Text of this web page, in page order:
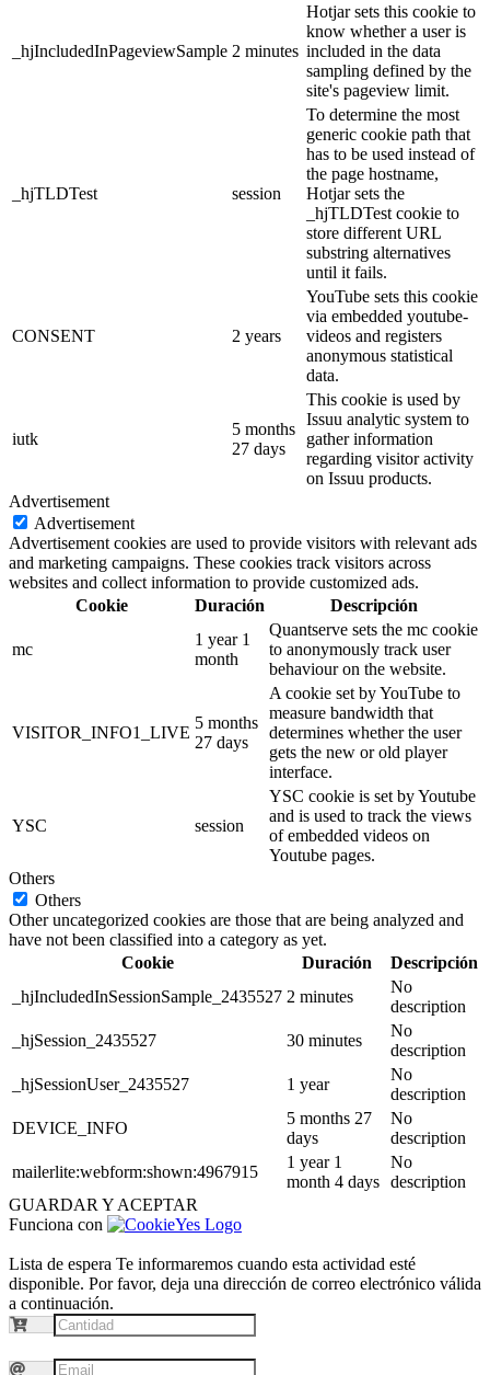
_hjIncludedInPageviewSample 2 minutes
Hotjar sets this cookie to
know whether a user is
included in the data
sampling defined by the
site's pageview limit.
_hjTLDTest session
To determine the most
generic cookie path that
has to be used instead of
the page hostname,
Hotjar sets the
_hjTLDTest cookie to
store different URL
substring alternatives
until it fails.
CONSENT 2 years
YouTube sets this cookie
via embedded youtube-
videos and registers
anonymous statistical
data.
iutk
5 months
27 days
This cookie is used by
Issuu analytic system to
gather information
regarding visitor activity
on Issuu products.
Advertisement
Advertisement
Advertisement cookies are used to provide visitors with relevant ads
and marketing campaigns. These cookies track visitors across
websites and collect information to provide customized ads.
Cookie
Duración Descripción
mc
1 year 1
month
Quantserve sets the mc cookie
to anonymously track user
behaviour on the website.
VISITOR_INFO1_LIVE
5 months
27 days
A cookie set by YouTube to
measure bandwidth that
determines whether the user
gets the new or old player
interface.
YSC session
YSC cookie is set by Youtube
and is used to track the views
of embedded videos on
Youtube pages.
Others
Others
Other uncategorized cookies are those that are being analyzed and
have not been classified into a category as yet.
Cookie
Duración
Descripción
_hjIncludedInSessionSample_2435527 2 minutes
No
description
_hjSession_2435527
30 minutes
No
description
_hjSessionUser_2435527
1 year
No
description
DEVICE_INFO
5 months 27
days
No
description
mailerlite:webform:shown:4967915
1 year 1
month 4 days
No
description
GUARDAR Y ACEPTAR
Funciona con
Lista de espera Te informaremos cuando esta actividad esté
disponible. Por favor, deja una dirección de correo electrónico válida
a continuación.